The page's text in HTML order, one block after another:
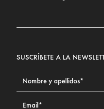
SUSCRÍBETE A LA